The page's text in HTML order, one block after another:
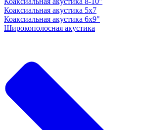
Коаксиальная акустика 5x7
Коаксиальная акустика 6х9"
Широкополосная акустика